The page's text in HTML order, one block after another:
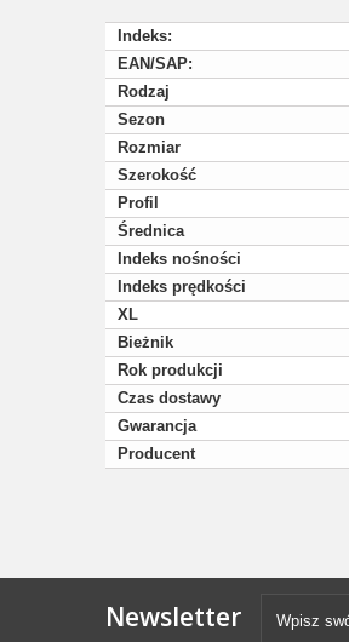
Indeks:
EAN/SAP:
Rodzaj
Sezon
Rozmiar
Szerokość
Profil
Średnica
Indeks nośności
Indeks prędkości
XL
Bieżnik
Rok produkcji
Czas dostawy
Gwarancja
Producent
Newsletter